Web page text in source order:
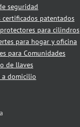
seguridad
certificados patentados
para cilindros
para hogar y oficina
para Comunidades
de llaves
a domicilio